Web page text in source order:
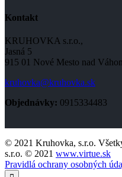
Kontakt
KRUHOVKA s.r.o.,
Jasná 5
915 01 Nové Mesto nad
kruhovka@kruhovka.sk
Objednávky: 0915334483
© 2021 Kruhovka, s.r.o.
s.r.o. © 2021 www.virtue.sk
Pravidlá ochrany osobných